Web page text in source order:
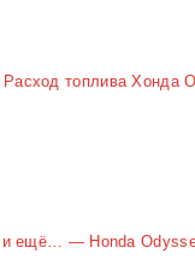
Расход топлива Хонда
и ещё… — Honda